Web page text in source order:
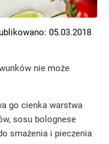
05.03.2018
nie może
go cienka warstwa
sosu bolognese
smażenia i pieczenia